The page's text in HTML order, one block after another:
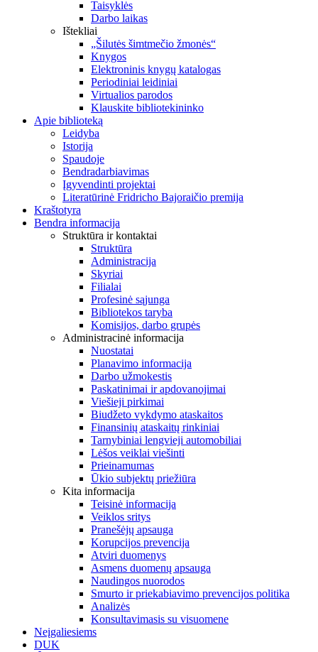
Taisyklės
Darbo laikas
Ištekliai
„Šilutės šimtmečio žmonės“
Knygos
Elektroninis knygų katalogas
Periodiniai leidiniai
Virtualios parodos
Klauskite bibliotekininko
Apie biblioteką
Leidyba
Istorija
Spaudoje
Bendradarbiavimas
Įgyvendinti projektai
Literatūrinė Fridricho Bajoraičio premija
Kraštotyra
Bendra informacija
Struktūra ir kontaktai
Struktūra
Administracija
Skyriai
Filialai
Profesinė sąjunga
Bibliotekos taryba
Komisijos, darbo grupės
Administracinė informacija
Nuostatai
Planavimo informacija
Darbo užmokestis
Paskatinimai ir apdovanojimai
Viešieji pirkimai
Biudžeto vykdymo ataskaitos
Finansinių ataskaitų rinkiniai
Tarnybiniai lengvieji automobiliai
Lėšos veiklai viešinti
Prieinamumas
Ūkio subjektų priežiūra
Kita informacija
Teisinė informacija
Veiklos sritys
Pranešėjų apsauga
Korupcijos prevencija
Atviri duomenys
Asmens duomenų apsauga
Naudingos nuorodos
Smurto ir priekabiavimo prevencijos politika
Analizės
Konsultavimasis su visuomene
Neįgaliesiems
DUK